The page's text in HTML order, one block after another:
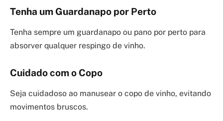
Tenha um Guardanapo por Perto
Tenha sempre um guardanapo ou pano por perto para
absorver qualquer respingo de vinho.
Cuidado com o Copo
Seja cuidadoso ao manusear o copo de vinho, evitando
movimentos bruscos.